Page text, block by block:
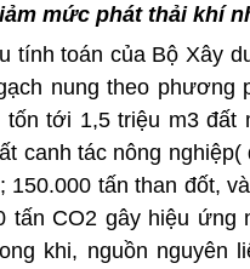
mức phát thải khí
tính toán của Bộ Xây
nung theo phương
tốn tới 1,5 triệu m3 đất
canh tác nông nghiệp(
150.000 tấn than đốt,
tấn CO2 gây hiệu ứng
khi, nguồn nguyên